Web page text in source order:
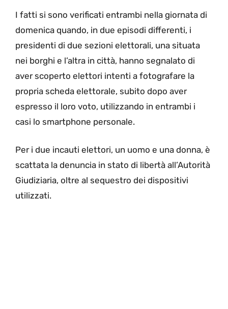
I fatti si sono verificati entrambi nella giornata di
domenica quando, in due episodi differenti, i
presidenti di due sezioni elettorali, una situata
nei borghi e l’altra in città, hanno segnalato di
aver scoperto elettori intenti a fotografare la
propria scheda elettorale, subito dopo aver
espresso il loro voto, utilizzando in entrambi i
casi lo smartphone personale.
Per i due incauti elettori, un uomo e una donna, è
scattata la denuncia in stato di libertà all’Autorità
Giudiziaria, oltre al sequestro dei dispositivi
utilizzati.